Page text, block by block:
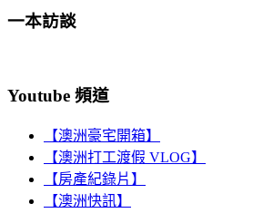
一本訪談
Youtube 頻道
【澳洲豪宅開箱】
【澳洲打工渡假 VLOG】
【房產紀錄片】
【澳洲快訊】